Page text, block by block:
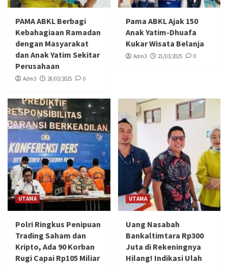
PAMA ABKL Berbagi
Kebahagiaan Ramadan
dengan Masyarakat
dan Anak Yatim Sekitar
Perusahaan
Adm3 28/03/2025 0
Pama ABKL Ajak 150
Anak Yatim-Dhuafa
Kukar Wisata Belanja
Adm3 21/03/2025 0
UTAMA
Polri Ringkus Penipuan
Trading Saham dan
Kripto, Ada 90 Korban
Rugi Capai Rp105 Miliar
UTAMA
Uang Nasabah
Bankaltimtara Rp300
Juta di Rekeningnya
Hilang! Indikasi Ulah